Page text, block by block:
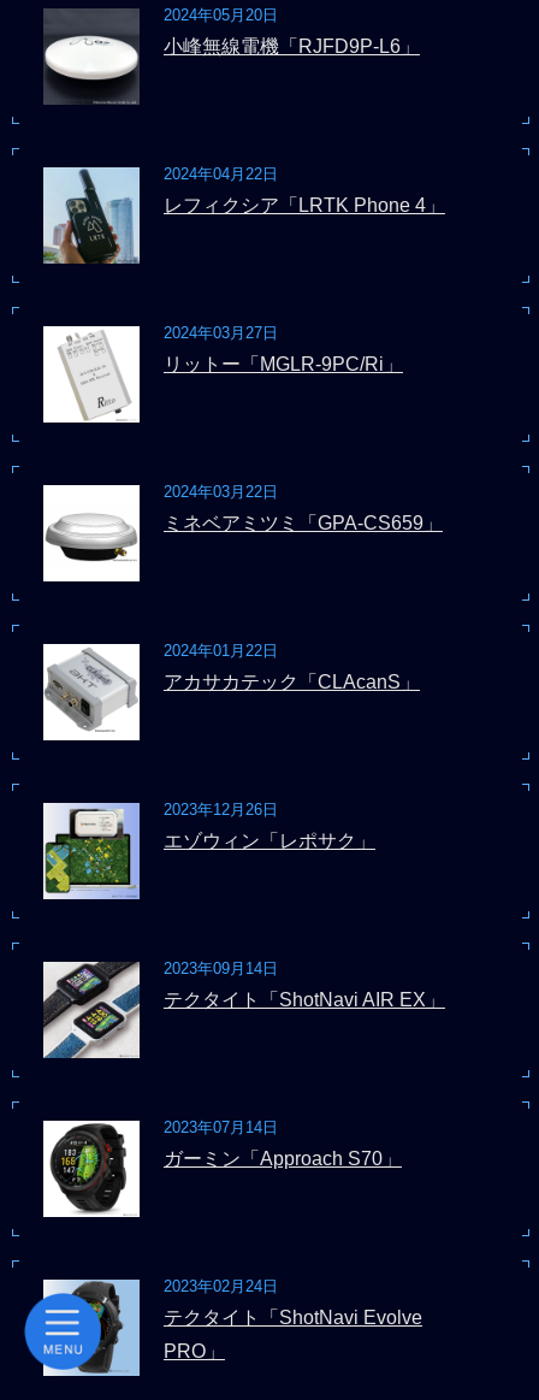
2024年05月20日
小峰無線電機「RJFD9P-L6」
2024年04月22日
レフィクシア「LRTK Phone 4」
2024年03月27日
リットー「MGLR-9PC/Ri」
2024年03月22日
ミネベアミツミ「GPA-CS659」
2024年01月22日
アカサカテック「CLAcanS」
2023年12月26日
エゾウィン「レポサク」
2023年09月14日
テクタイト「ShotNavi AIR EX」
2023年07月14日
ガーミン「Approach S70」
2023年02月24日
テクタイト「ShotNavi Evolve
PRO」